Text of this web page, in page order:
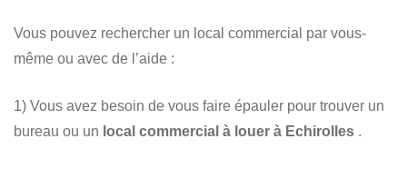
Vous pouvez rechercher un local commercial par vous-
même ou avec de l’aide :
1) Vous avez besoin de vous faire épauler pour trouver un
bureau ou un local commercial à louer à Echirolles .